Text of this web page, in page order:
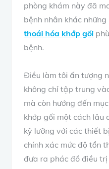
phòng khám này đã
bệnh nhân khác
thoái hóa khớp gối
bệnh.
Điều làm tôi ấn tượng
không chỉ tập trung
mà còn hướng đến
khớp gối một cách lâu
kỹ lưỡng với các thiết
chính xác mức độ tổn
đưa ra phác đồ điều